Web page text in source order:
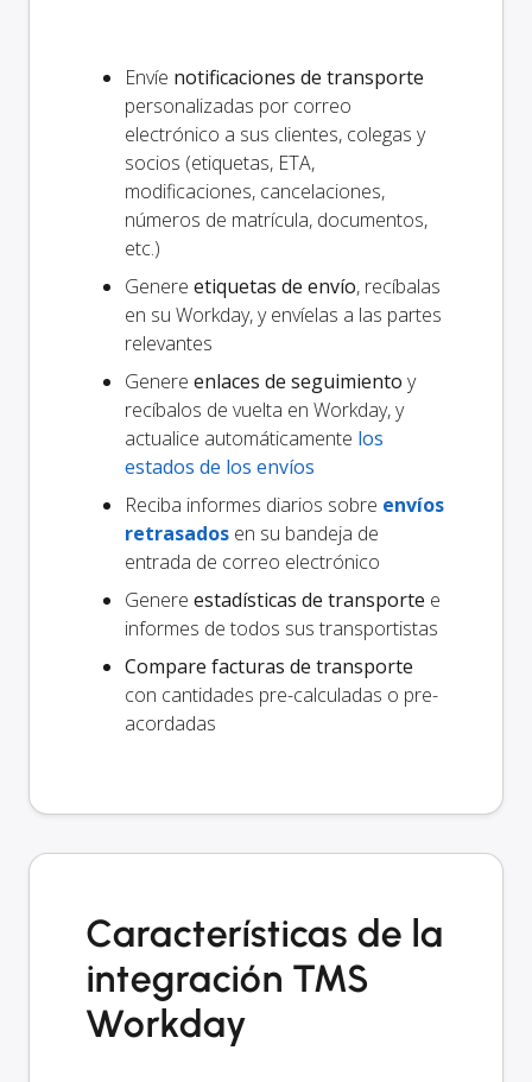
Envíe notificaciones de transporte
personalizadas por correo
electrónico a sus clientes, colegas y
socios (etiquetas, ETA,
modificaciones, cancelaciones,
números de matrícula, documentos,
etc.)
Genere etiquetas de envío, recíbalas
en su Workday, y envíelas a las partes
relevantes
Genere enlaces de seguimiento y
recíbalos de vuelta en Workday, y
actualice automáticamente los
estados de los envíos
Reciba informes diarios sobre envíos
retrasados en su bandeja de
entrada de correo electrónico
Genere estadísticas de transporte e
informes de todos sus transportistas
Compare facturas de transporte
con cantidades pre-calculadas o pre-
acordadas
Características de la
integración TMS
Workday